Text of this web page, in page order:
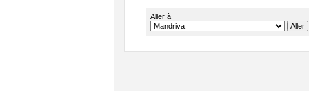
Aller à